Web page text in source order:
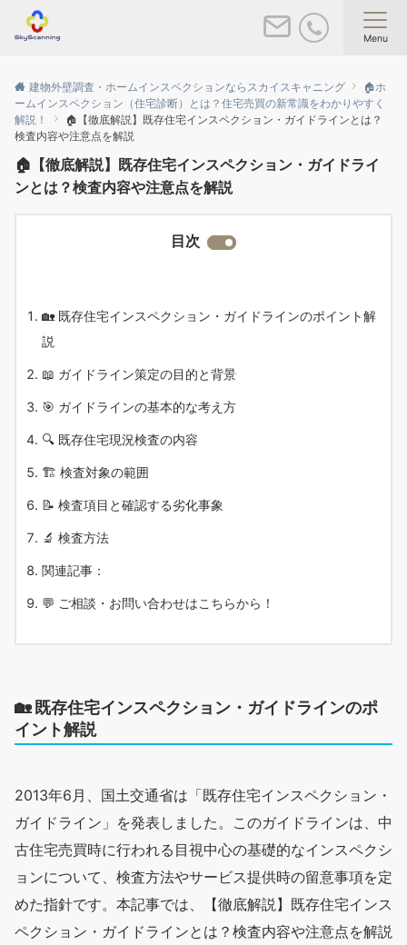
Menu
建物外壁調査・ホームインスペクションならスカイスキャニング
🏠ホ
ームインスペクション（住宅診断）とは？住宅売買の新常識をわかりやすく
解説！
🏠【徹底解説】既存住宅インスペクション・ガイドラインとは？
検査内容や注意点を解説
🏠【徹底解説】既存住宅インスペクション・ガイドライ
ンとは？検査内容や注意点を解説
目次
🏡 既存住宅インスペクション・ガイドラインのポイント解
説
📖 ガイドライン策定の目的と背景
🎯 ガイドラインの基本的な考え方
🔍 既存住宅現況検査の内容
🏗 検査対象の範囲
📝 検査項目と確認する劣化事象
🔬 検査方法
関連記事：
💬 ご相談・お問い合わせはこちらから！
🏡 既存住宅インスペクション・ガイドラインのポ
イント解説
2013年6月、国土交通省は「既存住宅インスペクション・
ガイドライン」を発表しました。このガイドラインは、中
古住宅売買時に行われる目視中心の基礎的なインスペクシ
ョンについて、検査方法やサービス提供時の留意事項を定
めた指針です。本記事では、【徹底解説】既存住宅インス
ペクション・ガイドラインとは？検査内容や注意点を解説